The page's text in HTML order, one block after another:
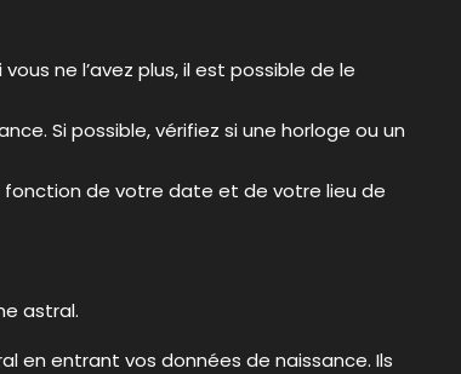
ne l’avez plus, il est possible de le
Si possible, vérifiez si une horloge ou un
fonction de votre date et de votre lieu de
astral.
entrant vos données de naissance. Ils